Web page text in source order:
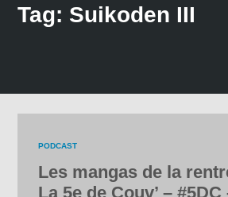
Tag: Suikoden III
PODCAST
Les mangas de la
La 5e de Couv’ –